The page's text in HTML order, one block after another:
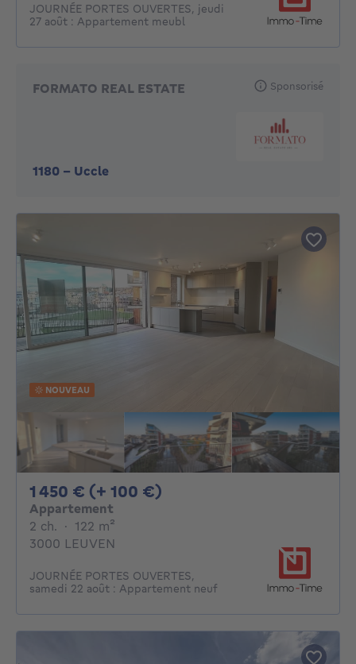
JOURNÉE PORTES OUVERTES, jeudi
27 août : Appartement meubl
FORMATO REAL ESTATE
1180 - Uccle
Sponsorisé
NOUVEAU
1 450 € (+ 100 €)
Appartement
2 ch. 2 chambres
· 122 m²
3000 LEUVEN
JOURNÉE PORTES OUVERTES,
samedi 22 août : Appartement neuf